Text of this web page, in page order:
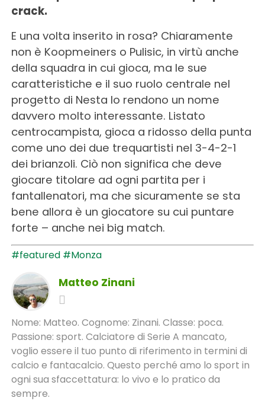
crack.
E una volta inserito in rosa? Chiaramente
non è Koopmeiners o Pulisic, in virtù anche
della squadra in cui gioca, ma le sue
caratteristiche e il suo ruolo centrale nel
progetto di Nesta lo rendono un nome
davvero molto interessante. Listato
centrocampista, gioca a ridosso della punta
come uno dei due trequartisti nel 3-4-2-1
dei brianzoli. Ciò non significa che deve
giocare titolare ad ogni partita per i
fantallenatori, ma che sicuramente se sta
bene allora è un giocatore su cui puntare
forte – anche nei big match.
#featured #Monza
Matteo Zinani
Nome: Matteo. Cognome: Zinani. Classe: poca.
Passione: sport. Calciatore di Serie A mancato,
voglio essere il tuo punto di riferimento in termini di
calcio e fantacalcio. Questo perché amo lo sport in
ogni sua sfaccettatura: lo vivo e lo pratico da
sempre.